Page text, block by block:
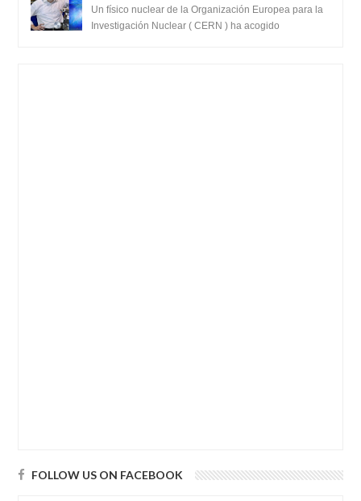
ayudado por seres de luz durante una
prueba del Colisionador de Hadrones
Un físico nuclear de la Organización Europea para la
Investigación Nuclear ( CERN ) ha acogido
FOLLOW US ON FACEBOOK